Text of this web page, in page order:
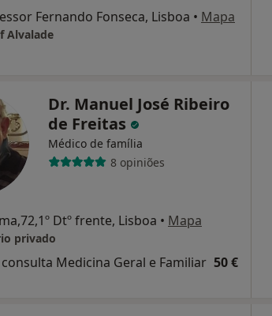
Fernando Fonseca, Lisboa • Mapa
Alvalade
Dr. Manuel José Ribeiro
de Freitas
Médico de família
8 opiniões
Dtº frente, Lisboa • Mapa
privado
Medicina Geral e Familiar 50 €